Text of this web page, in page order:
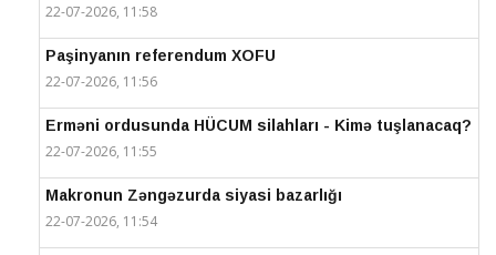
22-07-2026, 11:58
Paşinyanın referendum XOFU
22-07-2026, 11:56
Erməni ordusunda HÜCUM silahları - Kimə tuşlanacaq?
22-07-2026, 11:55
Makronun Zəngəzurda siyasi bazarlığı
22-07-2026, 11:54